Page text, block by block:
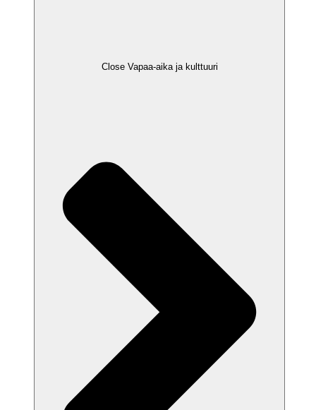
Close Vapaa-aika ja kulttuuri